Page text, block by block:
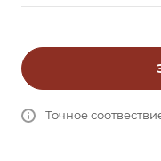
Точное